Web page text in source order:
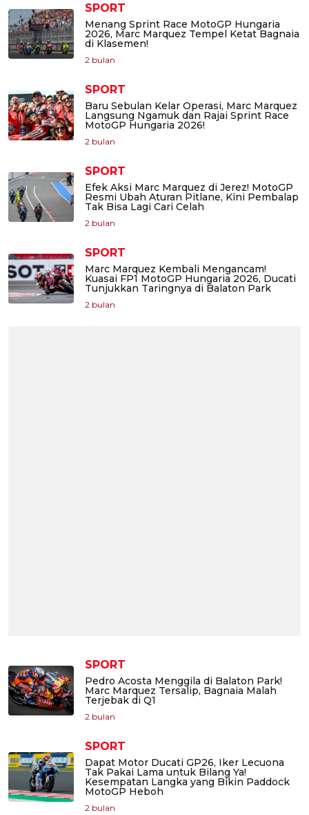
SPORT
Menang Sprint Race MotoGP Hungaria
2026, Marc Marquez Tempel Ketat Bagnaia
di Klasemen!
2 bulan
SPORT
Baru Sebulan Kelar Operasi, Marc Marquez
Langsung Ngamuk dan Rajai Sprint Race
MotoGP Hungaria 2026!
2 bulan
SPORT
Efek Aksi Marc Marquez di Jerez! MotoGP
Resmi Ubah Aturan Pitlane, Kini Pembalap
Tak Bisa Lagi Cari Celah
2 bulan
SPORT
Marc Marquez Kembali Mengancam!
Kuasai FP1 MotoGP Hungaria 2026, Ducati
Tunjukkan Taringnya di Balaton Park
2 bulan
SPORT
Pedro Acosta Menggila di Balaton Park!
Marc Marquez Tersalip, Bagnaia Malah
Terjebak di Q1
2 bulan
SPORT
Dapat Motor Ducati GP26, Iker Lecuona
Tak Pakai Lama untuk Bilang Ya!
Kesempatan Langka yang Bikin Paddock
MotoGP Heboh
2 bulan